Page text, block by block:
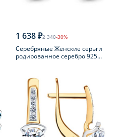
1 638 ₽2 340-30%
Серебряные Женские серьги
родированное серебро 925